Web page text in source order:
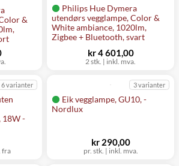
&
Philips Hue Dymera
utendørs vegglampe, Color &
White ambiance, 1020lm,
Zigbee + Bluetooth, svart
2 stk. | inkl. mva.
kr 4 601,00
18W -
6 varianter
fra
Eik vegglampe, GU10, -
Nordlux
3 varianter
pr. stk. | inkl. mva.
kr 290,00